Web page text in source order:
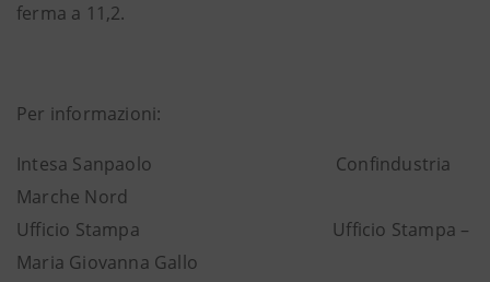
ferma a 11,2.
Per informazioni:
Intesa Sanpaolo Confindustria
Marche Nord
Ufficio Stampa Ufficio Stampa –
Maria Giovanna Gallo